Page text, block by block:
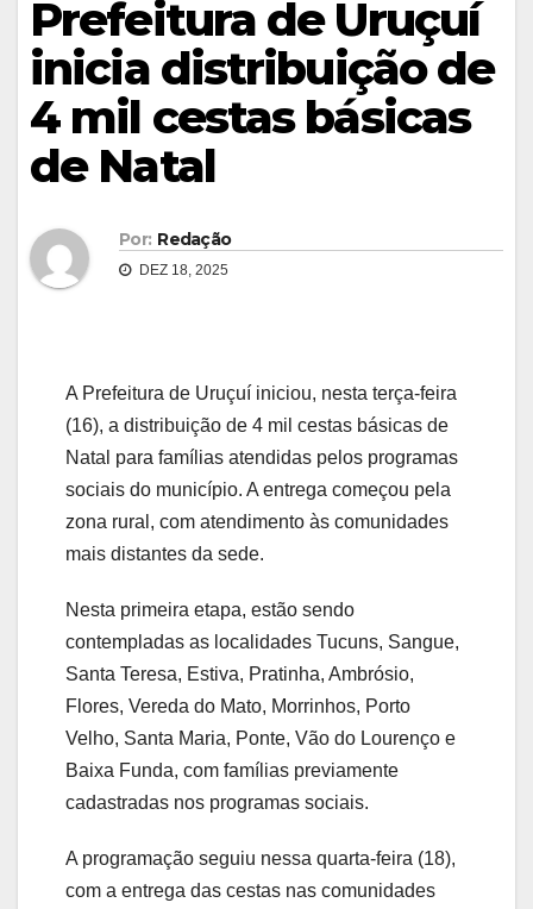
Prefeitura de Uruçuí
inicia distribuição de
4 mil cestas básicas
de Natal
Por: Redação
DEZ 18, 2025
A Prefeitura de Uruçuí iniciou, nesta terça-feira
(16), a distribuição de 4 mil cestas básicas de
Natal para famílias atendidas pelos programas
sociais do município. A entrega começou pela
zona rural, com atendimento às comunidades
mais distantes da sede.
Nesta primeira etapa, estão sendo
contempladas as localidades Tucuns, Sangue,
Santa Teresa, Estiva, Pratinha, Ambrósio,
Flores, Vereda do Mato, Morrinhos, Porto
Velho, Santa Maria, Ponte, Vão do Lourenço e
Baixa Funda, com famílias previamente
cadastradas nos programas sociais.
A programação seguiu nessa quarta-feira (18),
com a entrega das cestas nas comunidades